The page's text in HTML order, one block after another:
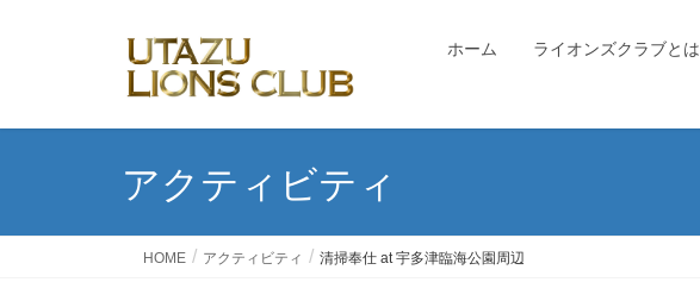
ホーム ライオンズクラブとは
アクティビティ
HOME アクティビティ 清掃奉仕 at 宇多津臨海公園周辺